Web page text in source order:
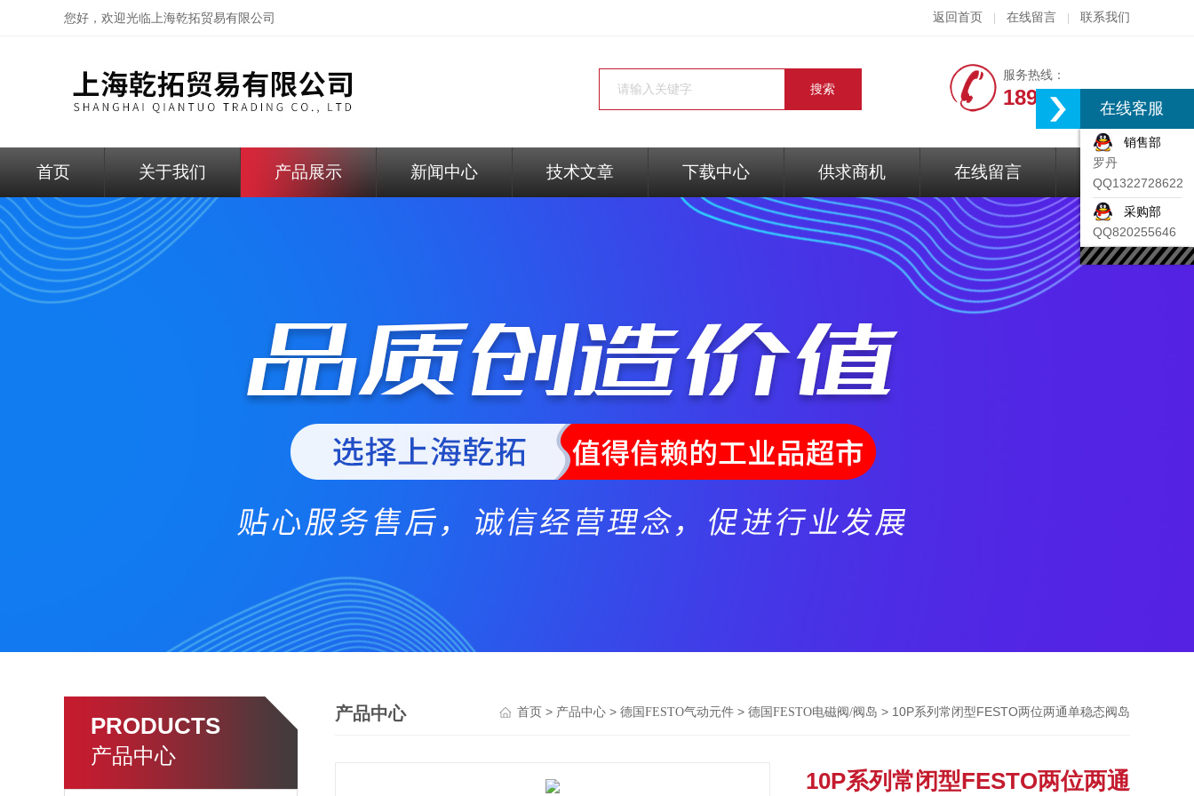
您好，欢迎光临上海乾拓贸易有限公司 返回首页 在线留言 联系我们
服务热线：
18917074297
首页 关于我们 产品展示 新闻中心 技术文章 下载中心 供求商机 在线留言 联系我们
PRODUCTS
产品中心
产品中心 首页 > 产品中心 > 德国FESTO气动元件 > 德国FESTO电磁阀/阀岛 > 10P系列常闭型FESTO两位两通单稳态阀岛
10P系列常闭型FESTO两位两通
在线客服
销售部
罗丹
QQ1322728622
采购部
QQ820255646